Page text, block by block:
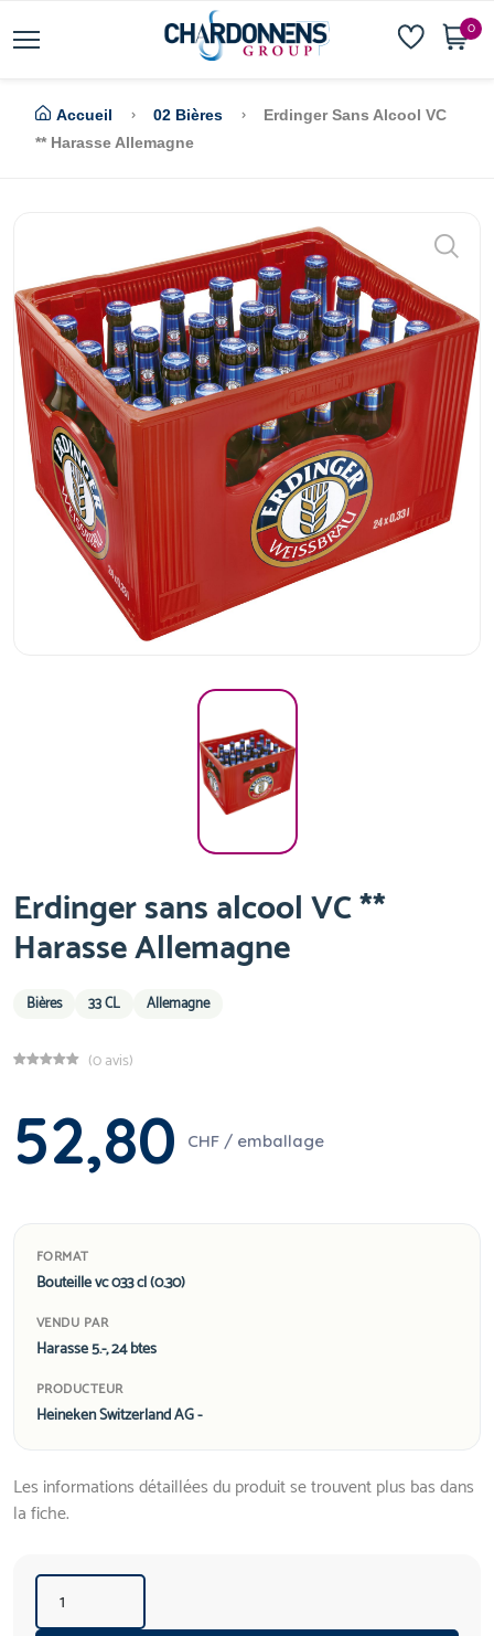
0
Accueil 02 Bières
Erdinger Sans Alcool VC
** Harasse Allemagne
Erdinger sans alcool VC **
Harasse Allemagne
Bières 33 CL Allemagne
(0 avis)
52,80 CHF / emballage
FORMAT
Bouteille vc 033 cl (0.30)
VENDU PAR
Harasse 5.-, 24 btes
PRODUCTEUR
Heineken Switzerland AG -
Les informations détaillées du produit se trouvent plus bas dans
la fiche.